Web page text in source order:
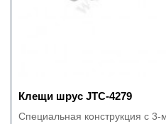
Клещи шрус JTC-4279
Специальная конструкция с 3-